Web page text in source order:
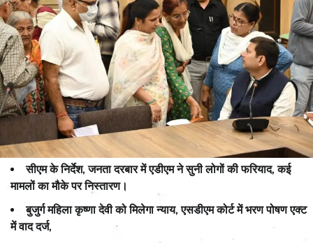
सीएम के निर्देश, जनता दरबार में एडीएम ने सुनी लोगों की फरियाद, कई
मामलों का मौके पर निस्तारण।
बुजुर्ग महिला कृष्णा देवी को मिलेगा न्याय, एसडीएम कोर्ट में भरण पोषण एक्ट
में वाद दर्ज,